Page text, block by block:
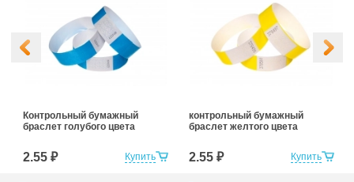
Купить
Контрольный бумажный
браслет голубого цвета
2.55 ₽ Купить
контрольный бумажный
браслет желтого цвета
2.55 ₽